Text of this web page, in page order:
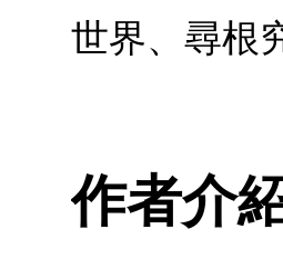
世界、尋根
作者介